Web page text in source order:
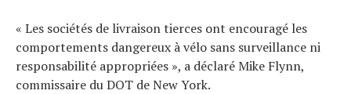
« Les sociétés de livraison tierces ont encouragé les
comportements dangereux à vélo sans surveillance ni
responsabilité appropriées », a déclaré Mike Flynn,
commissaire du DOT de New York.